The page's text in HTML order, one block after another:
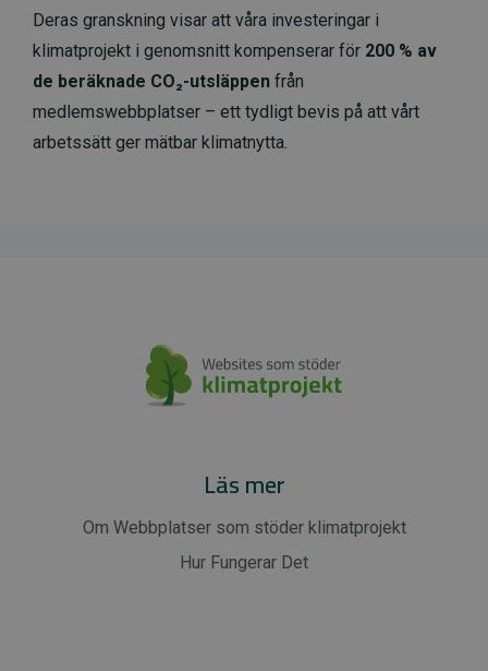
Deras granskning visar att våra investeringar i
klimatprojekt i genomsnitt kompenserar för 200 % av
de beräknade CO₂-utsläppen från
medlemswebbplatser – ett tydligt bevis på att vårt
arbetssätt ger mätbar klimatnytta.
Läs mer
Om Webbplatser som stöder klimatprojekt
Hur Fungerar Det